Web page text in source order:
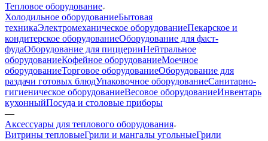
Тепловое оборудование
Холодильное оборудованиеБытовая
техникаЭлектромеханическое оборудованиеПекарское и
кондитерское оборудованиеОборудование для фаст-
фудаОборудование для пиццерииНейтральное
оборудованиеКофейное оборудованиеМоечное
оборудованиеТорговое оборудованиеОборудование для
раздачи готовых блюдУпаковочное оборудованиеСанитарно-
гигиеническое оборудованиеВесовое оборудованиеИнвентарь
кухонныйПосуда и столовые приборы
—
Аксессуары для теплового оборудования
Витрины тепловыеГрили и мангалы угольныеГрили